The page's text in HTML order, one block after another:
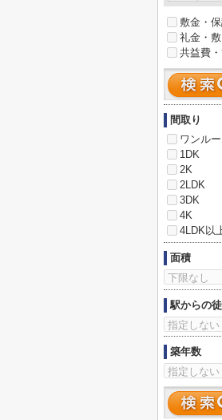
敷金・
礼金・
共益費
間取り
ワンル
1DK
2K
2LDK
3DK
4K
4LDK以
面積
駅からの
築年数